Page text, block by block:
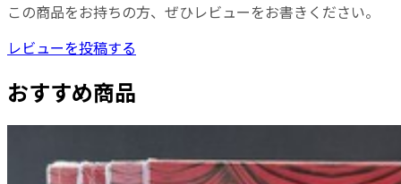
この商品をお持ちの方、ぜひレビューをお書きください。
レビューを投稿する
おすすめ商品